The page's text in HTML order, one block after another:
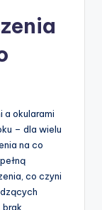
a okularami
– dla wielu
na co
co czyni
brak